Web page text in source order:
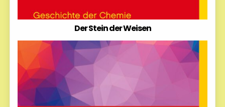
Der Stein der Weisen